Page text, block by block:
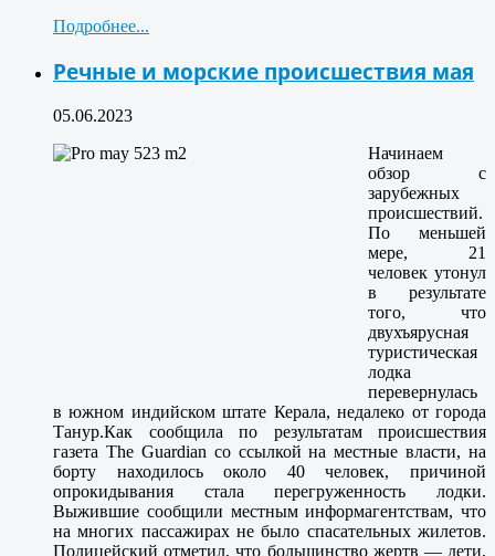
Подробнее...
Речные и морские происшествия мая
05.06.2023
Начинаем
обзор с
зарубежных
происшествий.
По меньшей
мере, 21
человек утонул
в результате
того, что
двухъярусная
туристическая
лодка
перевернулась
в южном индийском штате Керала, недалеко от города
Танур.Как сообщила по результатам происшествия
газета The Guardian со ссылкой на местные власти, на
борту находилось около 40 человек, причиной
опрокидывания стала перегруженность лодки.
Выжившие сообщили местным информагентствам, что
на многих пассажирах не было спасательных жилетов.
Полицейский отметил, что большинство жертв — дети,